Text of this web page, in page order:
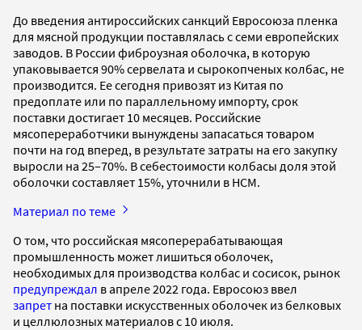
До введения антироссийских санкций Евросоюза пленка
для мясной продукции поставлялась с семи европейских
заводов. В России фиброузная оболочка, в которую
упаковывается 90% сервелата и сырокопченых колбас, не
производится. Ее сегодня привозят из Китая по
предоплате или по параллельному импорту, срок
поставки достигает 10 месяцев. Российские
мясопереработчики вынуждены запасаться товаром
почти на год вперед, в результате затраты на его закупку
выросли на 25–70%. В себестоимости колбасы доля этой
оболочки составляет 15%, уточнили в НСМ.
Материал по теме
О том, что российская мясоперерабатывающая
промышленность может лишиться оболочек,
необходимых для производства колбас и сосисок, рынок
предупреждал в апреле 2022 года. Евросоюз ввел
запрет на поставки искусственных оболочек из белковых
и целлюлозных материалов с 10 июля.